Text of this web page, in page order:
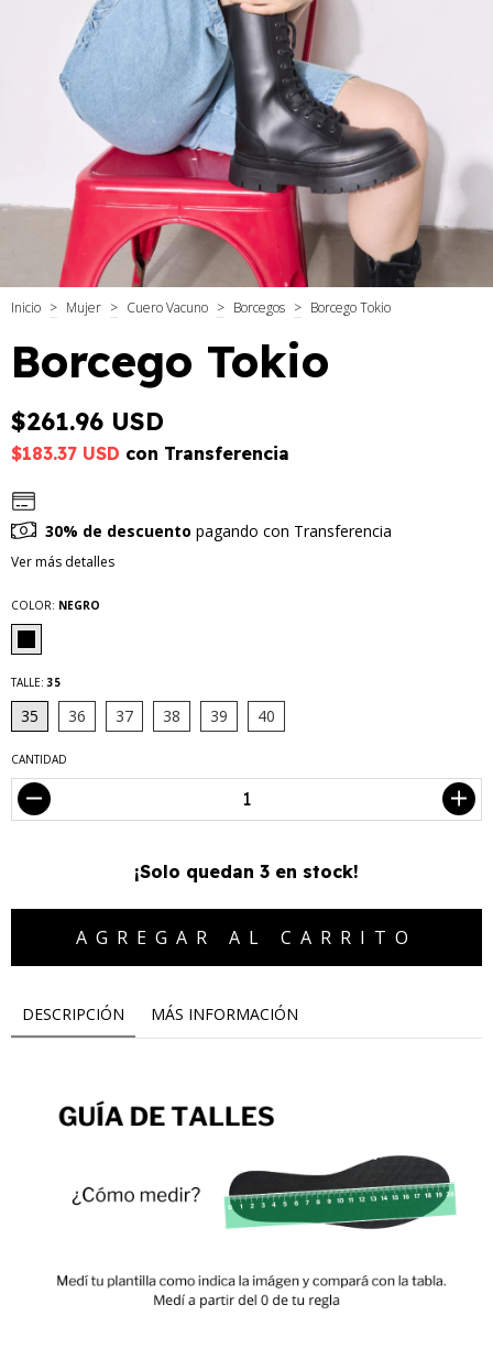
Inicio > Mujer > Cuero Vacuno > Borcegos > Borcego Tokio
Borcego Tokio
$261.96 USD
$183.37 USD con Transferencia
30% de descuento pagando con Transferencia
Ver más detalles
COLOR: NEGRO
TALLE:35
35 36 37 38 39 40
CANTIDAD
¡Solo quedan 3 en stock!
DESCRIPCIÓN MÁS INFORMACIÓN